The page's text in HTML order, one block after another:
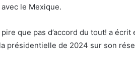
le Mexique.
que pas d’accord du tout! a écrit
présidentielle de 2024 sur son